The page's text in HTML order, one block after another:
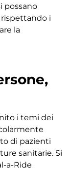
possano
i
la
i temi dei
di pazienti
sanitarie. Si
a-Ride